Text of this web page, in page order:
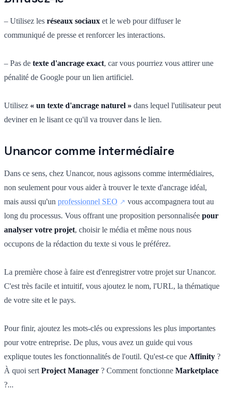
– Utilisez les réseaux sociaux et le web pour diffuser le
communiqué de presse et renforcer les interactions.
– Pas de texte d'ancrage exact, car vous pourriez vous attirer une
pénalité de Google pour un lien artificiel.
Utilisez « un texte d'ancrage naturel » dans lequel l'utilisateur peut
deviner en le lisant ce qu'il va trouver dans le lien.
Unancor comme intermédiaire
Dans ce sens, chez Unancor, nous agissons comme intermédiaires,
non seulement pour vous aider à trouver le texte d'ancrage idéal,
mais aussi qu'un professionnel SEO
vous accompagnera tout au
long du processus. Vous offrant une proposition personnalisée pour
analyser votre projet, choisir le média et même nous nous
occupons de la rédaction du texte si vous le préférez.
La première chose à faire est d'enregistrer votre projet sur Unancor.
C'est très facile et intuitif, vous ajoutez le nom, l'URL, la thématique
de votre site et le pays.
Pour finir, ajoutez les mots-clés ou expressions les plus importantes
pour votre entreprise. De plus, vous avez un guide qui vous
explique toutes les fonctionnalités de l'outil. Qu'est-ce que Affinity ?
À quoi sert Project Manager ? Comment fonctionne Marketplace
?...